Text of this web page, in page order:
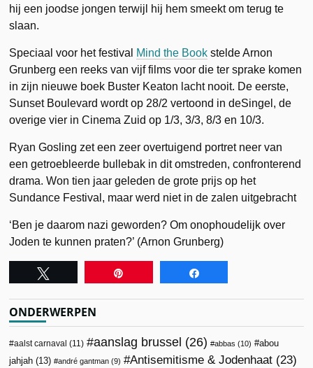
hij een joodse jongen terwijl hij hem smeekt om terug te
slaan.
Speciaal voor het festival Mind the Book stelde Arnon
Grunberg een reeks van vijf films voor die ter sprake komen
in zijn nieuwe boek Buster Keaton lacht nooit. De eerste,
Sunset Boulevard wordt op 28/2 vertoond in deSingel, de
overige vier in Cinema Zuid op 1/3, 3/3, 8/3 en 10/3.
Ryan Gosling zet een zeer overtuigend portret neer van
een getroebleerde bullebak in dit omstreden, confronterend
drama. Won tien jaar geleden de grote prijs op het
Sundance Festival, maar werd niet in de zalen uitgebracht
‘Ben je daarom nazi geworden? Om onophoudelijk over
Joden te kunnen praten?’ (Arnon Grunberg)
ONDERWERPEN
aalst carnaval (11) aanslag brussel (26) abbas (10)
abou
jahjah (13) andré gantman (9) Antisemitisme & Jodenhaat (23)